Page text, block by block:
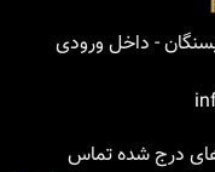
- داخل ورودی
های درج شده تماس